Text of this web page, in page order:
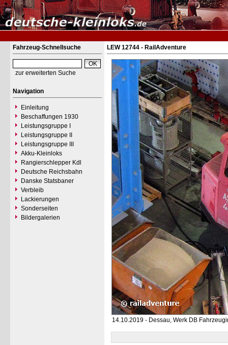
Fahrzeug-Schnellsuche
zur erweiterten Suche
Navigation
Einleitung
Beschaffungen 1930
Leistungsgruppe I
Leistungsgruppe II
Leistungsgruppe III
Akku-Kleinloks
Rangierschlepper Kdl
Deutsche Reichsbahn
Danske Statsbaner
Verbleib
Lackierungen
Sonderseiten
Bildergalerien
LEW 12744 - RailAdventure
14.10.2019 - Dessau, Werk DB